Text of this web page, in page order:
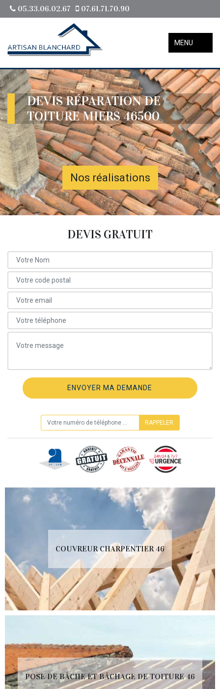
05.33.06.02.67 07.61.71.70.90
MENU
DEVIS RÉPARATION DE
TOITURE MIERS 46500
Nos réalisations
DEVIS GRATUIT
COUVREUR CHARPENTIER 46
POSE DE BÂCHE ET BÂCHAGE DE TOITURE 46